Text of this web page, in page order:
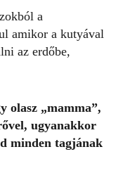
a
amikor a kutyával
az erdőbe,
olasz „mamma”,
ugyanakkor
minden tagjának